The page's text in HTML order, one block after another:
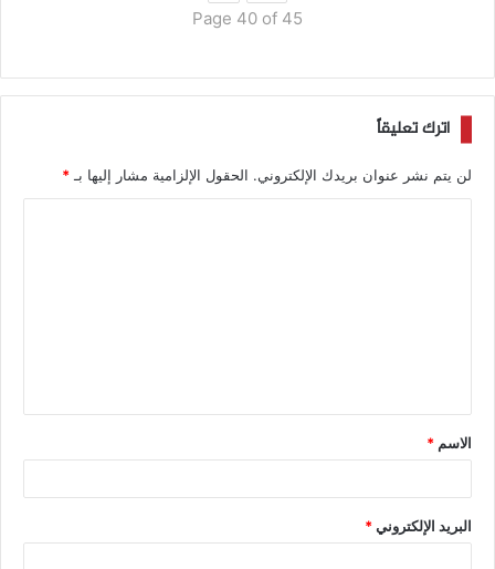
Page 40 of 45
اترك تعليقاً
لن يتم نشر عنوان بريدك الإلكتروني. الحقول الإلزامية مشار إليها بـ *
الاسم *
البريد الإلكتروني*